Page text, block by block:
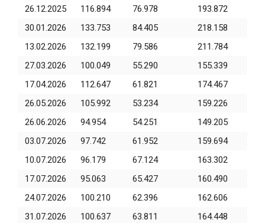
26.12.2025
116.894 76.978
193.872
30.01.2026
133.753 84.405
218.158
13.02.2026
132.199 79.586
211.784
27.03.2026
100.049 55.290
155.339
17.04.2026
112.647 61.821
174.467
26.05.2026
105.992 53.234
159.226
26.06.2026
94.954 54.251
149.205
03.07.2026
97.742 61.952
159.694
10.07.2026
96.179 67.124
163.302
17.07.2026
95.063 65.427
160.490
24.07.2026
100.210 62.396
162.606
31.07.2026
100.637 63.811 164.448